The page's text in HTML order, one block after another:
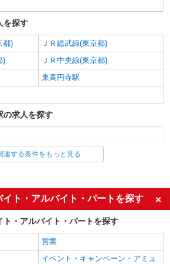
コード896）
（商品陳列）
給1,235円
イフ中野坂上店 東京都中野区中央1-36-3
詳細を見る
コード896）
給1,235円以上
イフ中野坂上店 東京都中野区中央1-36-3
詳細を見る
時給1,235円以上
を探す
都)
ＪＲ総武線(東京都)
)
ＪＲ中央線(東京都)
東高円寺駅
の求人を探す
野駅の求人を探す
の求人を探す
週2～3日勤務OK
OK
扶養内勤務OK
交通費支給
連する条件をもっと見る
イト・アルバイト・パートを探す
ト・アルバイト・パートを探す
営業
イベント・キャンペーン・アミュ